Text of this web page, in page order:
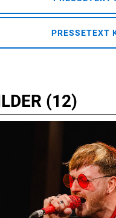
PRESSETEXT
(12)